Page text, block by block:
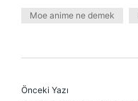
Moe anime ne demek
Önceki Yazı